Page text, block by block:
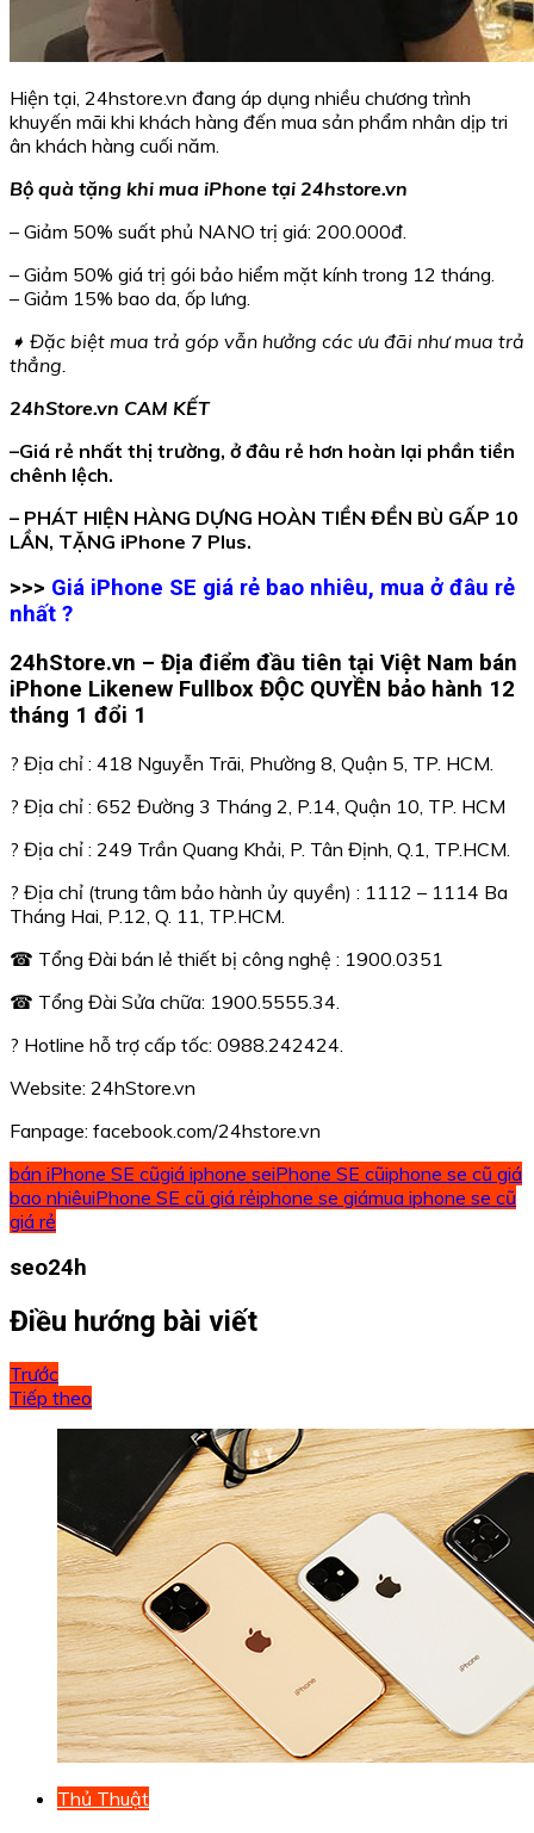
Hiện tại, 24hstore.vn đang áp dụng nhiều chương trình
khuyến mãi khi khách hàng đến mua sản phẩm nhân dịp tri
ân khách hàng cuối năm.
Bộ quà tặng khi mua iPhone tại 24hstore.vn
– Giảm 50% suất phủ NANO trị giá: 200.000đ.
– Giảm 50% giá trị gói bảo hiểm mặt kính trong 12 tháng.
– Giảm 15% bao da, ốp lưng.
➧ Đặc biệt mua trả góp vẫn hưởng các ưu đãi như mua trả
thẳng.
24hStore.vn CAM KẾT
–Giá rẻ nhất thị trường, ở đâu rẻ hơn hoàn lại phần tiền
chênh lệch.
– PHÁT HIỆN HÀNG DỰNG HOÀN TIỀN ĐỀN BÙ GẤP 10
LẦN, TẶNG iPhone 7 Plus.
>>> Giá iPhone SE giá rẻ bao nhiêu, mua ở đâu rẻ
nhất ?
24hStore.vn – Địa điểm đầu tiên tại Việt Nam bán
iPhone Likenew Fullbox ĐỘC QUYỀN bảo hành 12
tháng 1 đổi 1
? Địa chỉ : 418 Nguyễn Trãi, Phường 8, Quận 5, TP. HCM.
? Địa chỉ : 652 Đường 3 Tháng 2, P.14, Quận 10, TP. HCM
? Địa chỉ : 249 Trần Quang Khải, P. Tân Định, Q.1, TP.HCM.
? Địa chỉ (trung tâm bảo hành ủy quyền) : 1112 – 1114 Ba
Tháng Hai, P.12, Q. 11, TP.HCM.
☎ Tổng Đài bán lẻ thiết bị công nghệ : 1900.0351
☎ Tổng Đài Sửa chữa: 1900.5555.34.
? Hotline hỗ trợ cấp tốc: 0988.242424.
Website: 24hStore.vn
Fanpage: facebook.com/24hstore.vn
bán iPhone SE cũgiá iphone seiPhone SE cũiphone se cũ giá
bao nhiêuiPhone SE cũ giá rẻiphone se giámua iphone se cũ
giá rẻ
seo24h
Điều hướng bài viết
Trước
Tiếp theo
Thủ Thuật